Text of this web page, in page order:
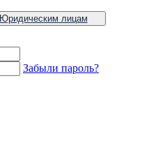
Юридическим лицам
Забыли пароль?